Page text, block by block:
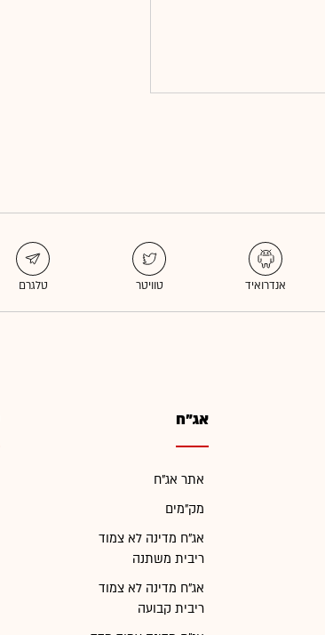
אג"ח
אתר אג"ח
מק"מים
אג"ח מדינה לא צמוד
ריבית משתנה
אג"ח מדינה לא צמוד
ריבית קבועה